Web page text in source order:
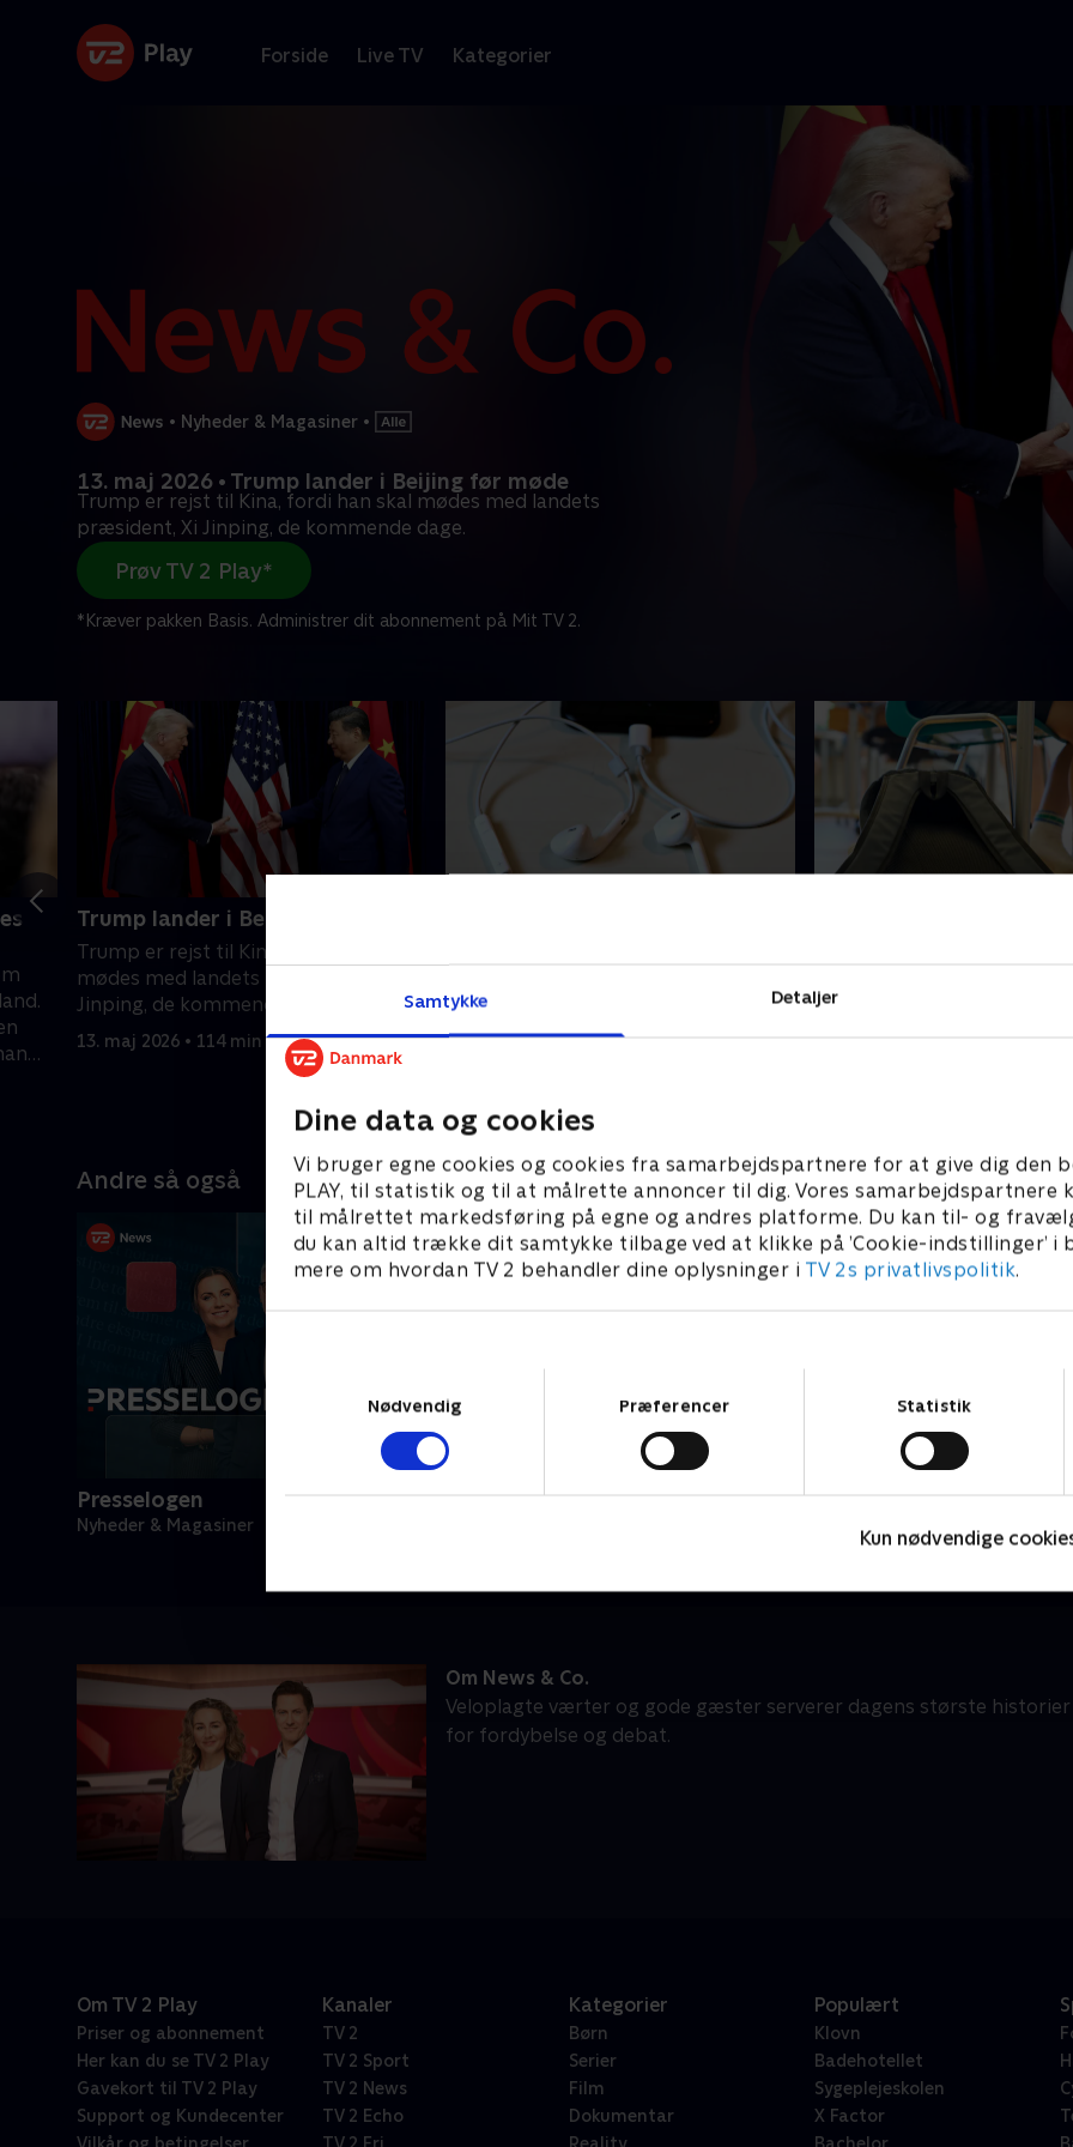
Samtykke Detaljer
Dine data og cookies
Vi bruger egne cookies og cookies fra samarbejdspartnere for at give dig den
PLAY, til statistik og til at målrette annoncer til dig. Vores samarbejdspartnere
til målrettet markedsføring på egne og andres platforme. Du kan til- og
du kan altid trække dit samtykke tilbage ved at klikke på ’Cookie-indstillinger’ i
mere om hvordan TV 2 behandler dine oplysninger i TV 2s privatlivspolitik.
Nødvendig
Præferencer Statistik
Kun nødvendige
Forside Live TV Kategorier
• Nyheder & Magasiner •
13. maj 2026 • Trump lander i Beijing før møde
Trump er rejst til Kina, fordi han skal mødes med landets
præsident, Xi Jinping, de kommende dage.
Prøv TV 2 Play*
*Kræver pakken Basis. Administrer dit abonnement på Mit TV 2.
Trump lander i Beijing før møde
Trump er rejst til Kina, fordi han skal
mødes med landets præsident, Xi
Jinping, de kommende dage.
13. maj 2026 • 114 min
første seks uger af 2026.
12. maj 2026 • 115 min
mængden af særlige hensyn
Andre så også
Presselogen
Nyheder & Magasiner
Om News & Co.
Veloplagte værter og gode gæster serverer dagens største historier
for fordybelse og debat.
Om TV 2 Play
Priser og abonnement
Her kan du se TV 2 Play
Gavekort til TV 2 Play
Support og Kundecenter
Kanaler
TV 2
TV 2 Sport
TV 2 News
TV 2 Echo
Kategorier
Børn
Serier
Film
Dokumentar
Populært
Klovn
Badehotellet
Sygeplejeskolen
X Factor